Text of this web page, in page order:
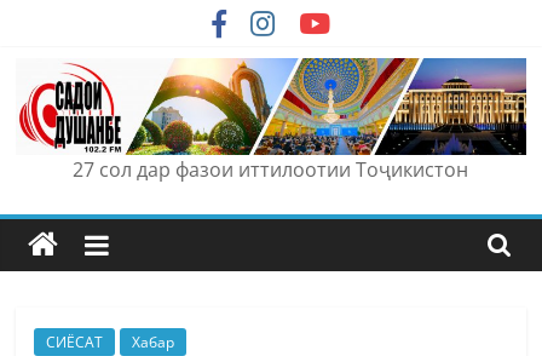
content
27 сол дар фазои иттилоотии Тоҷикистон
СИЁСАТ Хабар